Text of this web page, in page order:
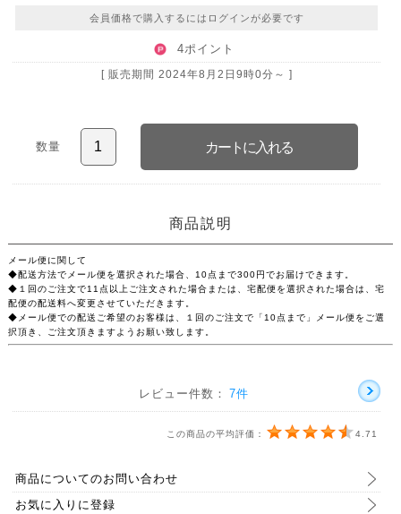
会員価格で購入するにはログインが必要です
4ポイント
[ 販売期間 2024年8月2日9時0分 ～ ]
数量
商品説明
メール便に関して
◆配送方法でメール便を選択された場合、10点まで300円でお届けできます。
◆１回のご注文で11点以上ご注文された場合または、宅配便を選択された場合は、宅
配便の配送料へ変更させていただきます。
◆メール便での配送ご希望のお客様は、１回のご注文で「10点まで」メール便をご選
択頂き、ご注文頂きますようお願い致します。
レビュー件数： 7件
この商品の平均評価： 4.71
商品についてのお問い合わせ
お気に入りに登録